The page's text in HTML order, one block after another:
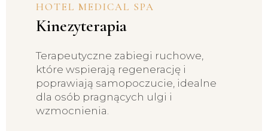
HOTEL MEDICAL SPA
Kinezyterapia
Terapeutyczne zabiegi ruchowe,
które wspierają regenerację i
poprawiają samopoczucie, idealne
dla osób pragnących ulgi i
wzmocnienia.